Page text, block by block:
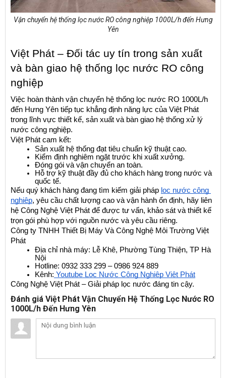
Vận chuyển hệ thống lọc nước RO công nghiệp 1000L/h đến Hưng
Yên
Việt Phát – Đối tác uy tín trong sản xuất
và bàn giao hệ thống lọc nước RO công
nghiệp
Việc hoàn thành vận chuyển hệ thống lọc nước RO 1000L/h
đến Hưng Yên tiếp tục khẳng định năng lực của Việt Phát
trong lĩnh vực thiết kế, sản xuất và bàn giao hệ thống xử lý
nước công nghiệp.
Việt Phát cam kết:
Sản xuất hệ thống đạt tiêu chuẩn kỹ thuật cao.
Kiểm định nghiêm ngặt trước khi xuất xưởng.
Đóng gói và vận chuyển an toàn.
Hỗ trợ kỹ thuật đầy đủ cho khách hàng trong nước và
quốc tế.
Nếu quý khách hàng đang tìm kiếm giải pháp lọc nước công
nghiệp, yêu cầu chất lượng cao và vận hành ổn định, hãy liên
hệ Công Nghệ Việt Phát để được tư vấn, khảo sát và thiết kế
trọn gói phù hợp với nguồn nước và yêu cầu riêng.
Công ty TNHH Thiết Bị Máy Và Công Nghệ Môi Trường Việt
Phát
Địa chỉ nhà máy: Lễ Khê, Phường Tùng Thiện, TP Hà
Nội
Hotline: 0932 333 299 – 0986 924 889
Kênh: Youtube Lọc Nước Công Nghiệp Việt Phát
Công Nghệ Việt Phát – Giải pháp lọc nước đáng tin cậy.
Đánh giá Việt Phát Vận Chuyển Hệ Thống Lọc Nước RO
1000L/h Đến Hưng Yên